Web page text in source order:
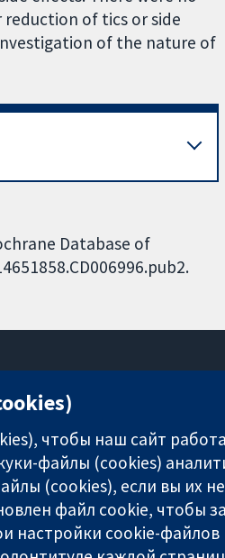
of tics or side
of the nature of
Database of
чтобы наш сайт
файлы (cookies)
(cookies), если вы их
файл cookie, чтобы
настройки cookie-